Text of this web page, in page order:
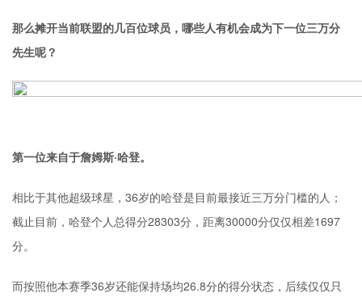
那么摊开当前联盟的几百位球员，哪些人有机会成为下一位三万分
先生呢？
第一位来自于詹姆斯·哈登。
相比于其他超级球星，36岁的哈登是目前最接近三万分门槛的人；
截止目前，哈登个人总得分28303分，距离30000分仅仅相差1697
分。
而按照他本赛季36岁还能保持场均26.8分的得分状态，后续仅仅只